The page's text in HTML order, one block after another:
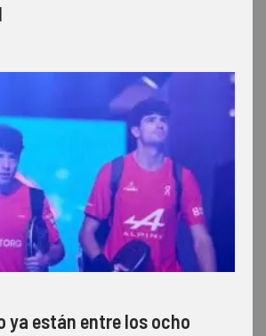
ya están entre los ocho